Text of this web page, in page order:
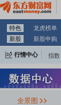
特色 龙虎榜单
新股
新股申购
行情中心 指数
全景图